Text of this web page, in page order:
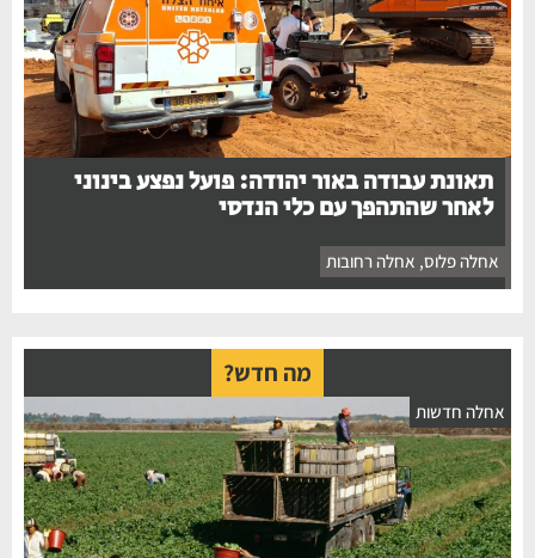
תאונת עבודה באור יהודה: פועל נפצע בינוני
לאחר שהתהפך עם כלי הנדסי
אחלה פלוס ,אחלה רחובות
מה חדש?
חדשות